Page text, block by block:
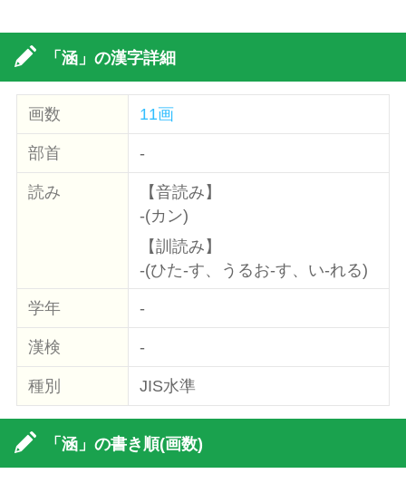
「涵」の漢字詳細
画数 11画
部首 -
読み
【音読み】
-(カン)
【訓読み】
-(ひた-す、うるお-す、い-れる)
学年 -
漢検 -
種別 JIS水準
「涵」の書き順(画数)